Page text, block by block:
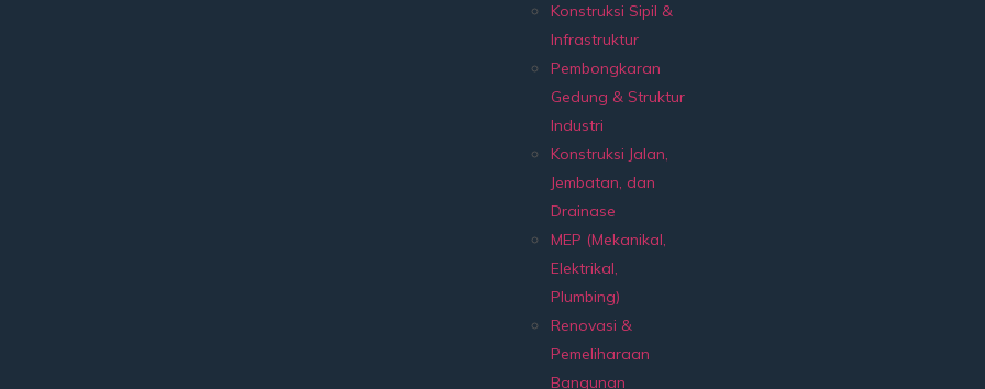
Konstruksi Sipil &
Infrastruktur
Pembongkaran
Gedung & Struktur
Industri
Konstruksi Jalan,
Jembatan, dan
Drainase
MEP (Mekanikal,
Elektrikal,
Plumbing)
Renovasi &
Pemeliharaan
Bangunan